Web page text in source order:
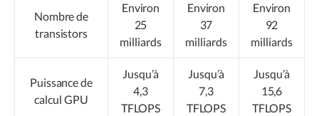
Nombre de
transistors
Environ
25
milliards
Environ
37
milliards
Environ
92
milliards
Puissance de
calcul GPU
Jusqu’à
4,3
TFLOPS
Jusqu’à
7,3
TFLOPS
Jusqu’à
15,6
TFLOPS